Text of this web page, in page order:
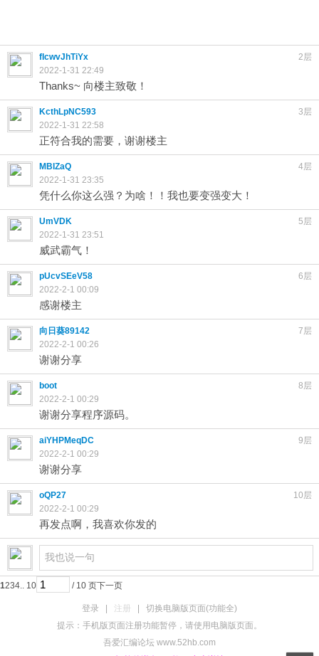
2层
fIcwvJhTiYx
2022-1-31 22:49
Thanks~ 向楼主致敬！
3层
KcthLpNC593
2022-1-31 22:58
正符合我的需要，谢谢楼主
4层
MBIZaQ
2022-1-31 23:35
凭什么你这么强？为啥！！我也要变强变大！
5层
UmVDK
2022-1-31 23:51
威武霸气！
6层
pUcvSEeV58
2022-2-1 00:09
感谢楼主
7层
向日葵89142
2022-2-1 00:26
谢谢分享
8层
boot
2022-2-1 00:29
谢谢分享程序源码。
9层
aiYHPMeqDC
2022-2-1 00:29
谢谢分享
10层
oQP27
2022-2-1 00:29
再发点啊，我喜欢你发的
1234.. 10 / 10 页下一页
登录 注册
切换电脑版页面(功能全)
提示：手机版页面注册功能暂停，请使用电脑版页面。
吾爱汇编论坛 www.52hb.com